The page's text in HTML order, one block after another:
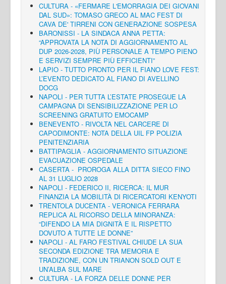
CULTURA - «FERMARE L'EMORRAGIA DEI GIOVANI
DAL SUD»: TOMASO GRECO AL MAC FEST DI
CAVA DE' TIRRENI CON GENERAZIONE SOSPESA
BARONISSI - LA SINDACA ANNA PETTA:
“APPROVATA LA NOTA DI AGGIORNAMENTO AL
DUP 2026-2028, PIÙ PERSONALE A TEMPO PIENO
E SERVIZI SEMPRE PIÙ EFFICIENTI”
LAPIO - TUTTO PRONTO PER IL FIANO LOVE FEST:
L’EVENTO DEDICATO AL FIANO DI AVELLINO
DOCG
NAPOLI - PER TUTTA L’ESTATE PROSEGUE LA
CAMPAGNA DI SENSIBILIZZAZIONE PER LO
SCREENING GRATUITO EMOCAMP
BENEVENTO - RIVOLTA NEL CARCERE DI
CAPODIMONTE: NOTA DELLA UIL FP POLIZIA
PENITENZIARIA
BATTIPAGLIA - AGGIORNAMENTO SITUAZIONE
EVACUAZIONE OSPEDALE
CASERTA - PROROGA ALLA DITTA SIECO FINO
AL 31 LUGLIO 2028
NAPOLI - FEDERICO II, RICERCA: IL MUR
FINANZIA LA MOBILITÀ DI RICERCATORI KENYOTI
TRENTOLA DUCENTA - VERONICA FERRARA
REPLICA AL RICORSO DELLA MINORANZA:
“DIFENDO LA MIA DIGNITÀ E IL RISPETTO
DOVUTO A TUTTE LE DONNE”
NAPOLI - AL FARO FESTIVAL CHIUDE LA SUA
SECONDA EDIZIONE TRA MEMORIA E
TRADIZIONE, CON UN TRIANON SOLD OUT E
UN’ALBA SUL MARE
CULTURA - LA FORZA DELLE DONNE PER